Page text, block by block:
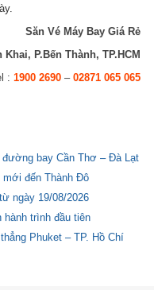
Săn Vé Máy Bay Giá Rẻ
P.Bến Thành, TP.HCM
: 1900 2690– 02871 065 065
bay Cần Thơ – Đà Lạt
đến Thành Đô
ngày 19/08/2026
trình đầu tiên
Phuket – TP. Hồ Chí